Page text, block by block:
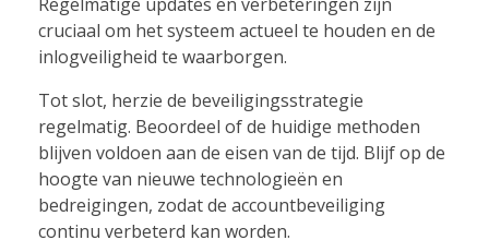
cruciaal om het systeem actueel te houden en de
inlogveiligheid te waarborgen.
Tot slot, herzie de beveiligingsstrategie
regelmatig. Beoordeel of de huidige methoden
blijven voldoen aan de eisen van de tijd. Blijf op de
hoogte van nieuwe technologieën en
bedreigingen, zodat de accountbeveiliging
continu verbeterd kan worden.